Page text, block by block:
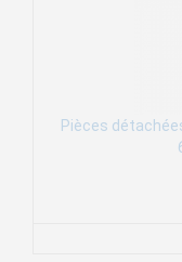
Pièces